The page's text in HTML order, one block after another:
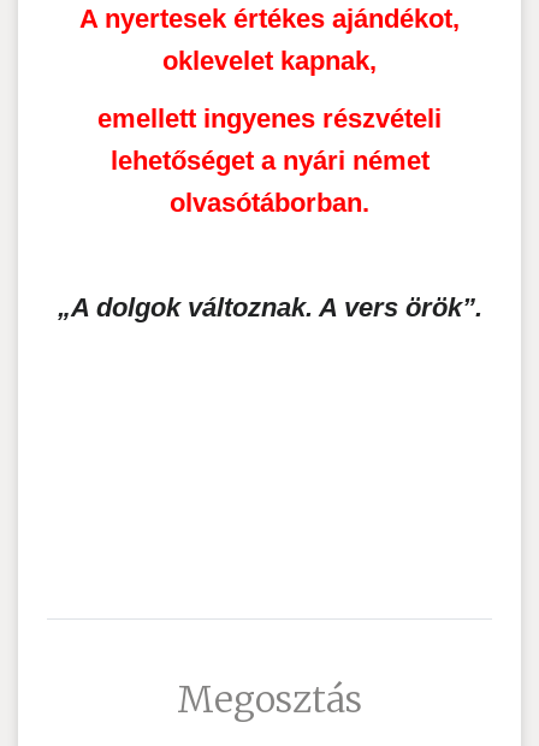
A nyertesek értékes ajándékot,
oklevelet kapnak,
emellett ingyenes részvételi
lehetőséget a nyári német
olvasótáborban.
„A dolgok változnak. A vers örök”.
Megosztás